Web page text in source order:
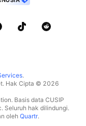
.
Hak Cipta © 2026
Basis data CUSIP
Seluruh hak dilindungi.
oleh Quartr.